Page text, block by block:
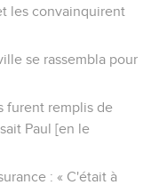
les convainquirent
se rassembla pour
furent remplis de
Paul [en le
: « C'était à